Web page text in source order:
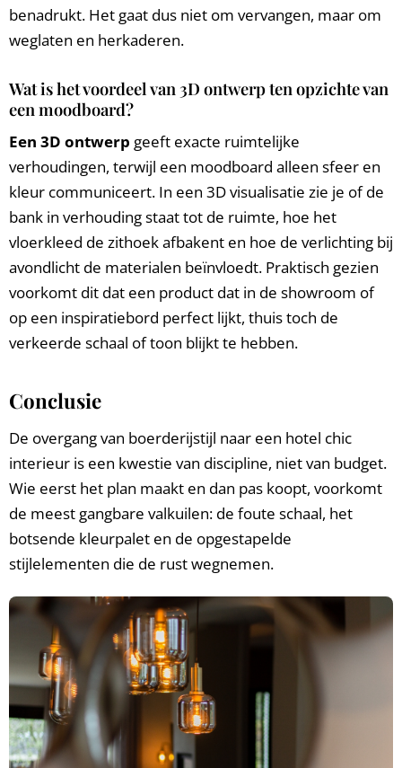
benadrukt. Het gaat dus niet om vervangen, maar om
weglaten en herkaderen.
Wat is het voordeel van 3D ontwerp ten opzichte van
een moodboard?
Een 3D ontwerp geeft exacte ruimtelijke
verhoudingen, terwijl een moodboard alleen sfeer en
kleur communiceert. In een 3D visualisatie zie je of de
bank in verhouding staat tot de ruimte, hoe het
vloerkleed de zithoek afbakent en hoe de verlichting bij
avondlicht de materialen beïnvloedt. Praktisch gezien
voorkomt dit dat een product dat in de showroom of
op een inspiratiebord perfect lijkt, thuis toch de
verkeerde schaal of toon blijkt te hebben.
Conclusie
De overgang van boerderijstijl naar een hotel chic
interieur is een kwestie van discipline, niet van budget.
Wie eerst het plan maakt en dan pas koopt, voorkomt
de meest gangbare valkuilen: de foute schaal, het
botsende kleurpalet en de opgestapelde
stijlelementen die de rust wegnemen.